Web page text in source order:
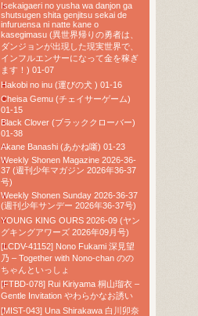
Isekaigaeri no yusha wa danjon ga
shutsugen shita genjitsu sekai de
infuruensa ni natte kane o
kasegimasu (異世界帰りの勇者は、
ダンジョンが出現した現実世界で、
インフルエンサーになって金を稼ぎ
ます！) 01-07
Hakobi no inu (運びの犬 ) 01-16
Cheisa Gemu (チェイサーゲーム)
01-15
Black Clover (ブラッククローバー)
01-38
Akane Banashi (あかね噺) 01-23
Weekly Shonen Magazine 2026-36-
37 (週刊少年マガジン 2026年36-37
号)
Weekly Shonen Sunday 2026-36-37
(週刊少年サンデー 2026年36-37号)
YOUNG KING OURS 2026-09 (ヤン
グキングアワーズ 2026年09月号)
[LCDV-41152] Nono Fukami 深見望
乃 – Together with Nono-chan のの
ちゃんといっしょ
[FTBD-078] Rui Kiriyama 桐山瑠衣 –
Gentle Invitation やわらかなお誘い
[MIST-043] Una Shirakawa 白川卯奈